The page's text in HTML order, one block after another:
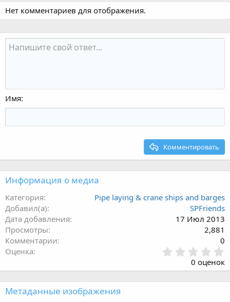
Нет комментариев для отображения.
Имя
Комментировать
Информация о медиа
Категория
Pipe laying & crane ships and barges
Добавил(а)
SPFriends
Дата добавления
17 Июл 2013
Просмотры
2,881
Комментарии
0
Оценка
.
0
0 оценок
Метаданные изображения